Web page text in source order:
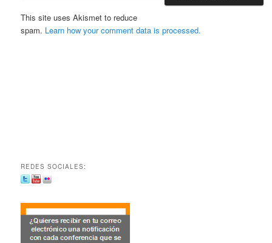
This site uses Akismet to reduce
spam. Learn how your comment data is processed.
REDES SOCIALES: